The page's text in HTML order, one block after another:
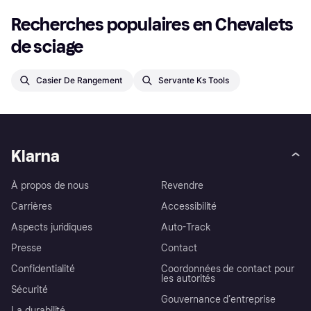
Recherches populaires en Chevalets
de sciage
Casier De Rangement Servante Ks Tools
Klarna
À propos de nous
Carrières
Aspects juridiques
Presse
Confidentialité
Sécurité
Revendre
Accessibilité
Auto-Track
Contact
Coordonnées de contact pour
les autorités
Gouvernance d’entreprise